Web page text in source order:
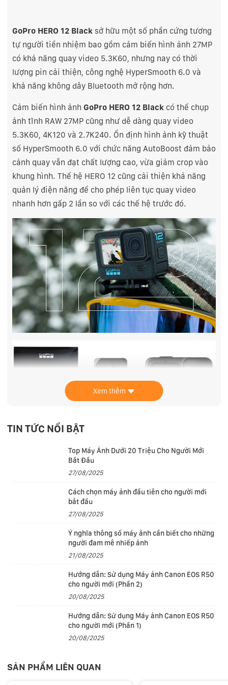
GoPro HERO 12 Black sở hữu một số phần cứng tương
tự người tiền nhiệm bao gồm cảm biến hình ảnh 27MP
có khả năng quay video 5.3K60, nhưng nay có thời
lượng pin cải thiện, công nghệ HyperSmooth 6.0 và
khả năng không dây Bluetooth mở rộng hơn.
Cảm biến hình ảnh GoPro HERO 12 Black có thể chụp
ảnh tĩnh RAW 27MP cũng như dễ dàng quay video
5.3K60, 4K120 và 2.7K240. Ổn định hình ảnh kỹ thuật
số HyperSmooth 6.0 với chức năng AutoBoost đảm bảo
cảnh quay vẫn đạt chất lượng cao, vừa giảm crop vào
khung hình. Thế hệ HERO 12 cũng cải thiện khả năng
quản lý điện năng để cho phép liên tục quay video
nhanh hơn gấp 2 lần so với các thế hệ trước đó.
Máy quay GoPro
Quay video mãn nhãn
HERO 12 Black quay video 5.3K mang lại chất lượng
hình ảnh tốt nhất với độ phân giải cao hơn 91% so với
4K. Ngoài ra máy cũng quay video ở độ phân giải 4K,
Xem thêm
TIN TỨC NỔI BẬT
Top Máy Ảnh Dưới 20 Triệu Cho Người Mới
Bắt Đầu
27/08/2025
Cách chọn máy ảnh đầu tiên cho người mới
bắt đầu
27/08/2025
Ý nghĩa thông số máy ảnh cần biết cho những
người đam mê nhiếp ảnh
21/08/2025
Hướng dẫn: Sử dụng Máy ảnh Canon EOS R50
cho người mới (Phần 2)
20/08/2025
Hướng dẫn: Sử dụng Máy ảnh Canon EOS R50
cho người mới (Phần 1)
20/08/2025
SẢN PHẨM LIÊN QUAN